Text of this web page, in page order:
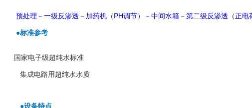
预处理－一级反渗透－加药机（ PH调节）－中间水箱－第二级反渗透（正电
●标准参考
国家电子级超纯水标准
集成电路用超纯水水质
●设备特点